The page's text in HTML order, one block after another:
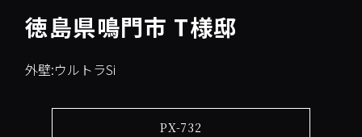
徳島県鳴門市 T様邸
外壁:ウルトラSi
PX-732